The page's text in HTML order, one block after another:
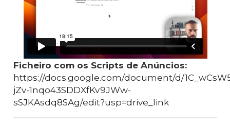
Ficheiro com os Scripts de Anúncios:
https://docs.google.com/document/d/
jZv-1nqo43SDDXfKv9JWw-
sSJKAsdq8SAg/edit?usp=drive_link